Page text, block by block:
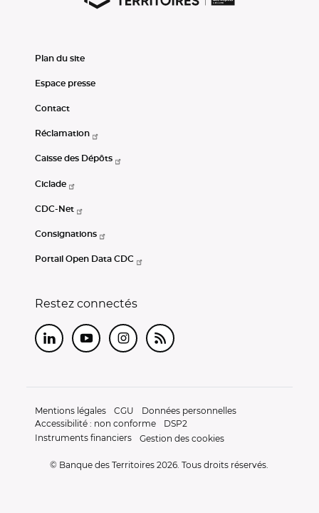
Plan du site
Espace presse
Contact
Réclamation
Caisse des Dépôts
Ciclade
CDC-Net
Consignations
Portail Open Data CDC
Restez connectés
LinkedInYoutubeInstagram
RSS
Mentions légales CGU
Données personnelles
Accessibilité : non conforme
DSP2
Instruments financiers
Gestion des cookies
© Banque des Territoires 2026. Tous droits réservés.